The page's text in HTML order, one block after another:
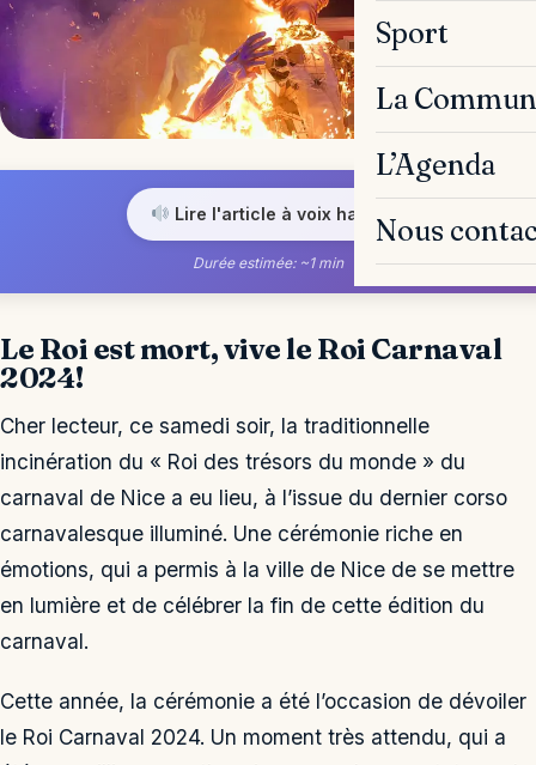
Sport
La
L’Agenda
Nous
Lire l'article à voix haute
Durée estimée: ~1 min
Le Roi est mort, vive le Roi Carnaval
2024!
Cher lecteur, ce samedi soir, la traditionnelle
incinération du « Roi des trésors du monde » du
carnaval de Nice a eu lieu, à l’issue du dernier corso
carnavalesque illuminé. Une cérémonie riche en
émotions, qui a permis à la ville de Nice de se mettre
en lumière et de célébrer la fin de cette édition du
carnaval.
Cette année, la cérémonie a été l’occasion de dévoiler
le Roi Carnaval 2024. Un moment très attendu, qui a